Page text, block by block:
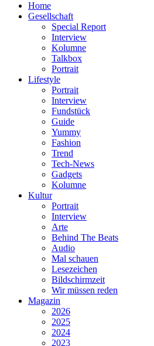
Home
Gesellschaft
Special Report
Interview
Kolumne
Talkbox
Portrait
Lifestyle
Portrait
Interview
Fundstück
Guide
Yummy
Fashion
Trend
Tech-News
Gadgets
Kolumne
Kultur
Portrait
Interview
Arte
Behind The Beats
Audio
Mal schauen
Lesezeichen
Bildschirmzeit
Wir müssen reden
Magazin
2026
2025
2024
2023